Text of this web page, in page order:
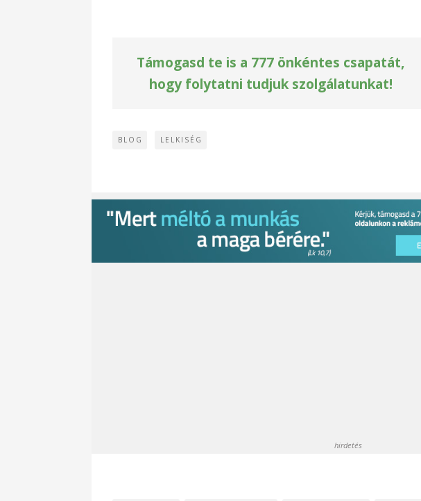
Támogasd te is a 777 önkéntes csapatát,
hogy folytatni tudjuk szolgálatunkat!
BLOG LELKISÉG
hirdetés